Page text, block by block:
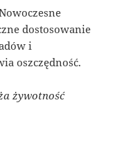
dostosowanie
i
oszczędność.
żywotność